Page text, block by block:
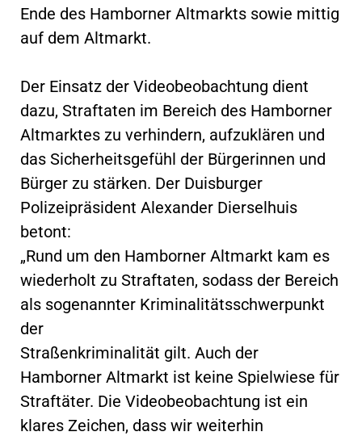
Ende des Hamborner Altmarkts sowie mittig
auf dem Altmarkt.
Der Einsatz der Videobeobachtung dient
dazu, Straftaten im Bereich des Hamborner
Altmarktes zu verhindern, aufzuklären und
das Sicherheitsgefühl der Bürgerinnen und
Bürger zu stärken. Der Duisburger
Polizeipräsident Alexander Dierselhuis
betont:
„Rund um den Hamborner Altmarkt kam es
wiederholt zu Straftaten, sodass der Bereich
als sogenannter Kriminalitätsschwerpunkt
der
Straßenkriminalität gilt. Auch der
Hamborner Altmarkt ist keine Spielwiese für
Straftäter. Die Videobeobachtung ist ein
klares Zeichen, dass wir weiterhin